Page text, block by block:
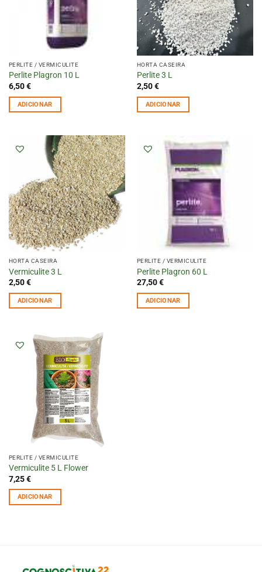
PERLITE / VERMICULITE
Perlite Plagron 10 L
6,50€
ADICIONAR
HORTA CASEIRA
Perlite 3 L
2,50€
ADICIONAR
HORTA CASEIRA
Vermiculite 3 L
2,50€
ADICIONAR
PERLITE / VERMICULITE
Perlite Plagron 60 L
27,50€
ADICIONAR
PERLITE / VERMICULITE
Vermiculite 5 L Flower
7,25€
ADICIONAR